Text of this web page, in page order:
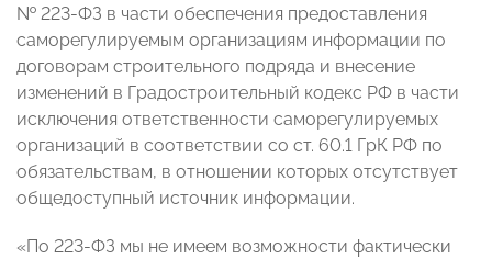
№ 223-ФЗ в части обеспечения предоставления
саморегулируемым организациям информации по
договорам строительного подряда и внесение
изменений в Градостроительный кодекс РФ в части
исключения ответственности саморегулируемых
организаций в соответствии со ст. 60.1 ГрК РФ по
обязательствам, в отношении которых отсутствует
общедоступный источник информации.
«По 223-ФЗ мы не имеем возможности фактически